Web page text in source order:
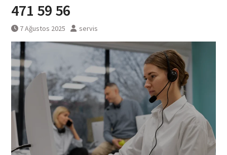
471 59 56
7 Ağustos 2025 servis